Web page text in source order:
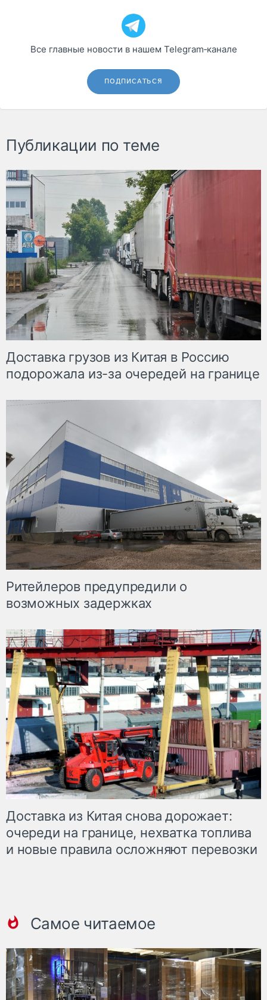
Все главные новости в нашем Telegram‑канале
ПОДПИСАТЬСЯ
Публикации по теме
Доставка грузов из Китая в Россию
подорожала из-за очередей на границе
Ритейлеров предупредили о
возможных задержках
Доставка из Китая снова дорожает:
очереди на границе, нехватка топлива
и новые правила осложняют перевозки
Самое читаемое